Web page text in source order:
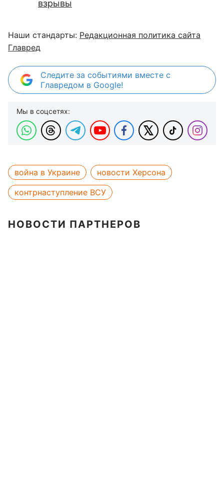
взрывы
Наши стандарты: Редакционная политика сайта
Главред
Следите за событиями вместе с
Главредом в Google!
Мы в соцсетях:
война в Украине
новости Херсона
контрнаступление ВСУ
НОВОСТИ ПАРТНЕРОВ